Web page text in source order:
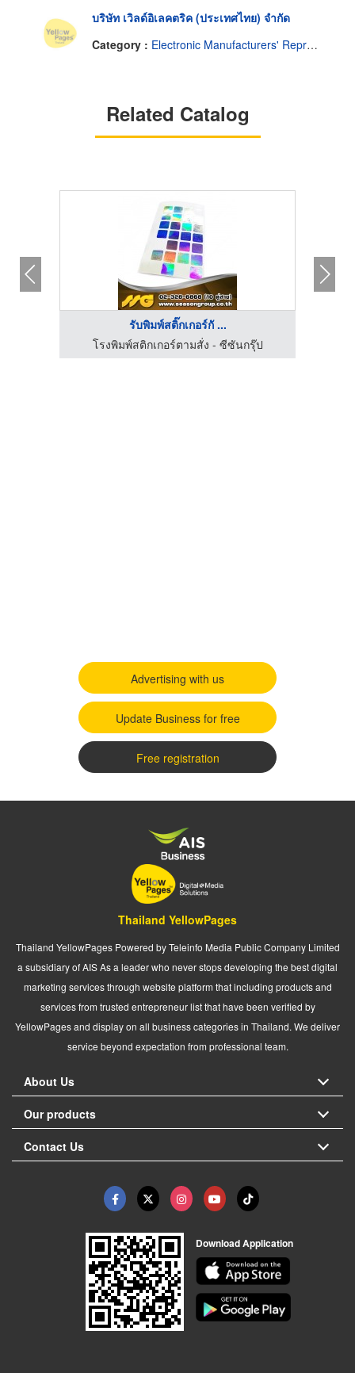
บริษัท เวิลด์อิเลคตริค (ประเทศไทย) จำกัด
Category : Electronic Manufacturers' Representatives
Related Catalog
รับพิมพ์สติ๊กเกอร์กั ...
โรงพิมพ์สติกเกอร์ตามสั่ง - ซีซันกรุ๊ป
Advertising with us
Update Business for free
Free registration
Thailand YellowPages
Thailand YellowPages Powered by Teleinfo Media Public Company Limited
a subsidiary of AIS As a leader who never stops developing the best digital
marketing services through website platform that including products and
services from trusted entrepreneur list that have been verified by
YellowPages and display on all business categories in Thailand. We deliver
service beyond expectation from professional team.
About Us
Our products
Contact Us
Download Application